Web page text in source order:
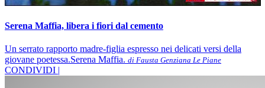
Serena Maffia, libera i fiori dal cemento
Un serrato rapporto madre-figlia espresso nei delicati versi della
giovane poetessa.Serena Maffia. di Fausta Genziana Le Piane
CONDIVIDI |